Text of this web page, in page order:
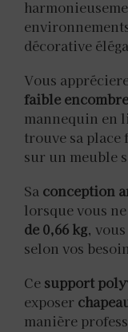
décorative
Vous
faible
mannequin en
trouve sa
sur un meuble
Sa conception
lorsque vous
de 0,66 kg,
selon vos
Ce support
exposer
manière